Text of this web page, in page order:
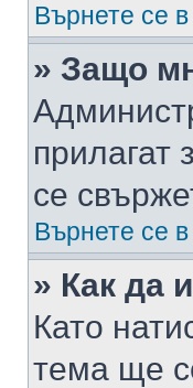
Върнете се
» Защо
се
Върнете се
» Как да
Като
тема ще